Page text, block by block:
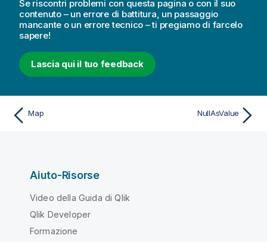
Se riscontri problemi con questa pagina o con il suo
contenuto – un errore di battitura, un passaggio
mancante o un errore tecnico – ti pregiamo di farcelo
sapere!
Lascia qui il tuo feedback
Map NullAsValue
Aiuto-Risorse
Video della Guida di Qlik
Qlik Developer
Formazione